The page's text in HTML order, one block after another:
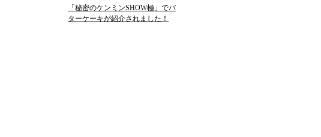
「秘密のケンミンSHOW極」でバ
ターケーキが紹介されました！